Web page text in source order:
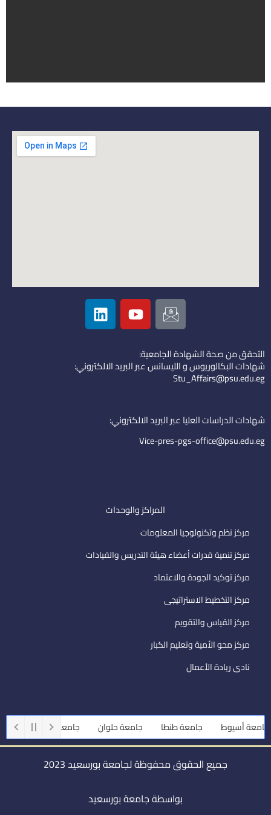
I
c
o
n
-
e
i
l
Y
o
u
u
b
L
i
n
e
d
التحقق من صحة الشهادة الجامعية:
شهادات البكالوريوس و الليسانس عبر البريد الالكتروني:
Stu_Affairs@psu.edu.eg
شهادات الدراسات العليا عبر البريد الالكتروني:
Vice-pres-pgs-office@psu.edu.eg
المراكز والوحدات
مركز نظم وتكنولوجيا المعلومات
مركز تنمية قدرات أعضاء هيئة التدريس والقيادات
مركز توكيد الجودة والاعتماد
مركز التخطيط الاستراتيجى
مركز القياس والتقويم
مركز محو الأمية وتعليم الكبار
نادى ريادة الأعمال
أسيوط جامعة طنطا جامعة حلوان جامعة المنوفية
جميع الحقوق محفوظة لجامعة بورسعيد 2023
بواسطة جامعة بورسعيد